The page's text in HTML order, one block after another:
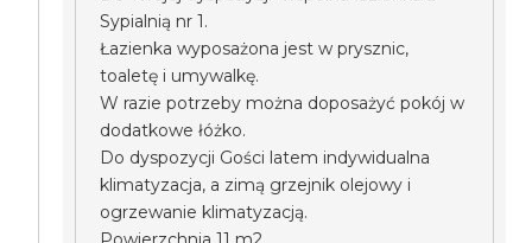
Sypialnią nr 1.
Łazienka wyposażona jest w prysznic,
toaletę i umywalkę.
W razie potrzeby można doposażyć pokój w
dodatkowe łóżko.
Do dyspozycji Gości latem indywidualna
klimatyzacja, a zimą grzejnik olejowy i
ogrzewanie klimatyzacją.